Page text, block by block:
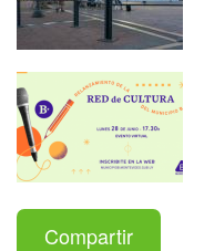
Compartir